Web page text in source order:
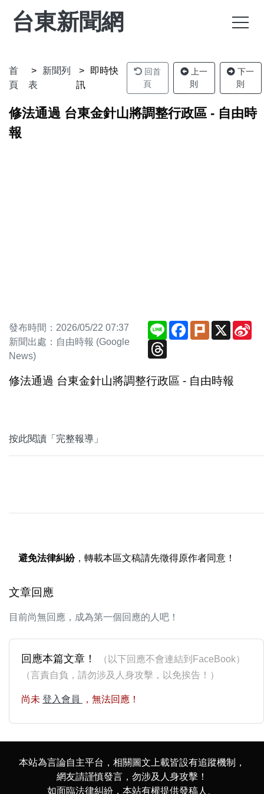
台東新聞網
首
頁
新聞列
表
即時快
訊
回首
頁
上一
則
下一
則
修法通過 台東金針山將調整行政區 - 自由時
報
發布時間：2026/05/22 07:37
新聞出處：自由時報 (Google
News)
Line Facebook
Plurk X
修法通過 台東金針山將調整行政區 - 自由時報
按此閱讀「完整報導」
避免法律糾紛，轉載本區文稿請先徵得原作者同意！
文章回應
目前尚無回應，成為第一個回應的人吧！
回應本篇文章！
（以下回應不會連結到FaceBook）
（言責自負，請勿涉及人身攻擊，以免挨告！）
尚未 登入會員 ，無法回應！
本站為言論自主平台，相關圖文上載皆設有追蹤機制，
網友請謹慎發言，勿涉及人身攻擊！
如面臨法律糾紛，本站有權提供發稿人、